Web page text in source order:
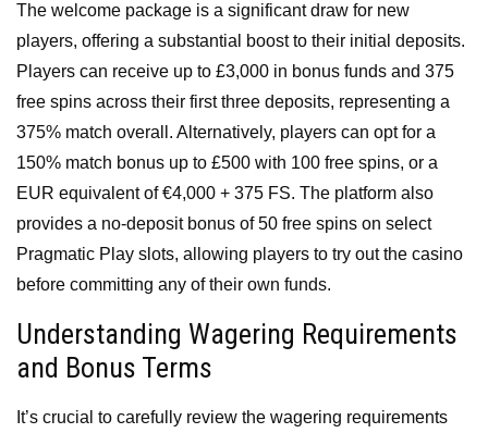
The welcome package is a significant draw for new
players, offering a substantial boost to their initial deposits.
Players can receive up to £3,000 in bonus funds and 375
free spins across their first three deposits, representing a
375% match overall. Alternatively, players can opt for a
150% match bonus up to £500 with 100 free spins, or a
EUR equivalent of €4,000 + 375 FS. The platform also
provides a no-deposit bonus of 50 free spins on select
Pragmatic Play slots, allowing players to try out the casino
before committing any of their own funds.
Understanding Wagering Requirements
and Bonus Terms
It’s crucial to carefully review the wagering requirements